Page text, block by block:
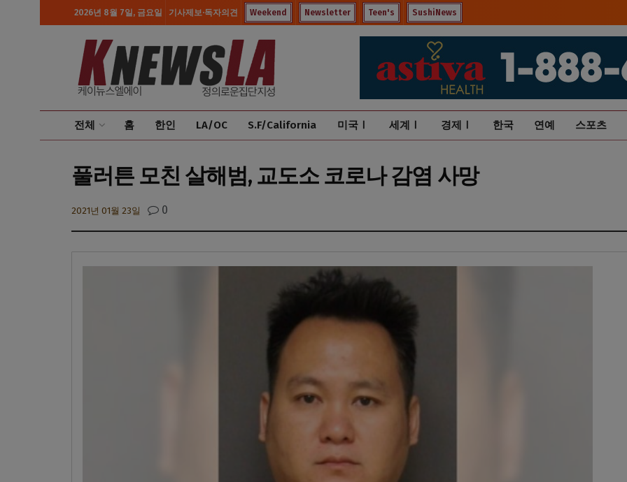
2026년 8월 7일, 금요일 기사제보·독자의견 Weekend Newsletter Teen's SushiNews
전체 홈 한인 LA/OC S.F/California 미국Ⅰ 세계Ⅰ 경제Ⅰ 한국 연예 스포츠
풀러튼 모친 살해범, 교도소 코로나 감염 사망
2021년 01월 23일 0